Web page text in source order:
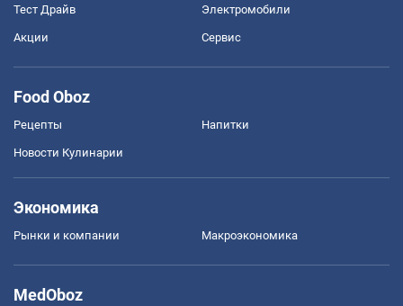
Тест Драйв Электромобили
Акции Сервис
Food Oboz
Рецепты Напитки
Новости Кулинарии
Экономика
Рынки и компании Mакроэкономика
MedOboz